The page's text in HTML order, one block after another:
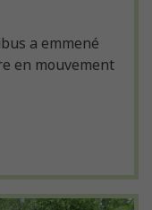
a emmené
en mouvement